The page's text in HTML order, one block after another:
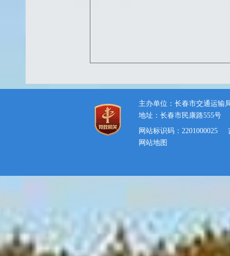
主办单位：长春市交通运输
地址：长春市民康路555号
网站标识码：2201000025
网站地图